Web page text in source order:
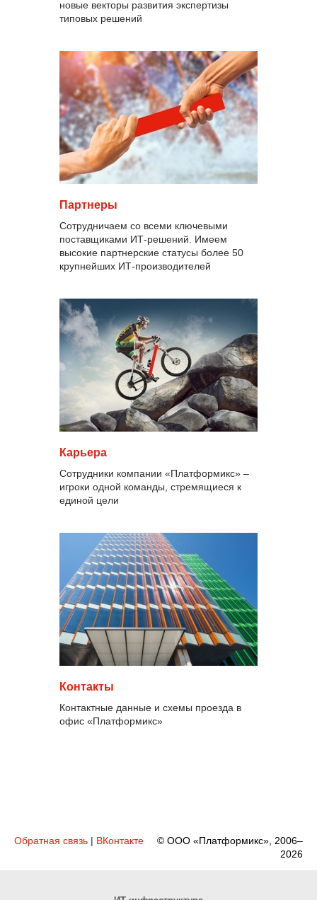
новые векторы развития экспертизы
типовых решений
Партнеры
Сотрудничаем со всеми ключевыми
поставщиками ИТ-решений. Имеем
высокие партнерские статусы более 50
крупнейших ИТ-производителей
Карьера
Сотрудники компании «Платформикс» –
игроки одной команды, стремящиеся к
единой цели
Контакты
Контактные данные и схемы проезда в
офис «Платформикс»
Обратная связь | ВКонтакте
© ООО «Платформикс», 2006–
2026